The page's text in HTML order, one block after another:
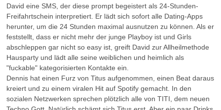
David eine SMS, der diese prompt begeistert als 24-Stunden-
Freifahrtschein interpretiert. Er lädt sich sofort alle Dating-Apps
herunter, um die 24 Stunden maximal ausnutzen zu können. Als er
feststellt, dass er nicht mehr der junge Playboy ist und Girls
abschleppen gar nicht so easy ist, greift David zur Allheilmethode
Hausparty und lädt alle seine weiblichen und heimlich als
"fuckable" kategorisierten Kontakte ein.
Dennis hat einen Furz von Titus aufgenommen, einen Beat daraus
kreiert und zu einem viralen Hit auf Spotify gemacht. In den
sozialen Netzwerken sprechen plötzlich alle von TITI, dem neuen